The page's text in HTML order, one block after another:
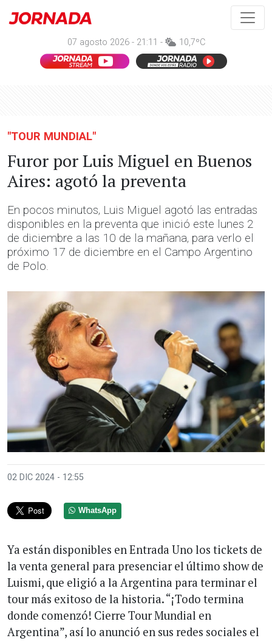
07 agosto 2026 - 21:11 - 10,7ºC
"TOUR MUNDIAL"
Furor por Luis Miguel en Buenos
Aires: agotó la preventa
En pocos minutos, Luis Miguel agotó las entradas
disponibles en la preventa que inició este lunes 2
de diciembre a las 10 de la mañana, para verlo el
próximo 17 de diciembre en el Campo Argentino
de Polo.
02 DIC 2024 - 12:55
WhatsApp
Ya están disponibles en Entrada Uno los tickets de
la venta general para presenciar el último show de
Luismi, que eligió a la Argentina para terminar el
tour más exitoso de la historia. “¡Todo termina
donde comenzó! Cierre Tour Mundial en
Argentina”, así lo anunció en sus redes sociales el